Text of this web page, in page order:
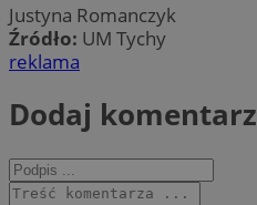
Justyna Romanczyk
Źródło: UM Tychy
reklama
Dodaj komentarz